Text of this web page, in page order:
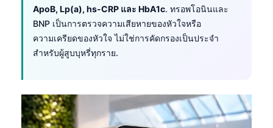
ApoB, Lp(a), hs-CRP และ HbA1c. ทรอพโอนินและ
BNP เป็นการตรวจความเสียหายของหัวใจหรือ
ความเครียดของหัวใจ ไม่ใช่การคัดกรองเป็นประจำ
สำหรับผู้สูบบุหรี่ทุกราย.